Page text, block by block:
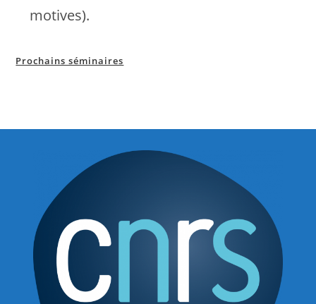
motives).
Prochains séminaires